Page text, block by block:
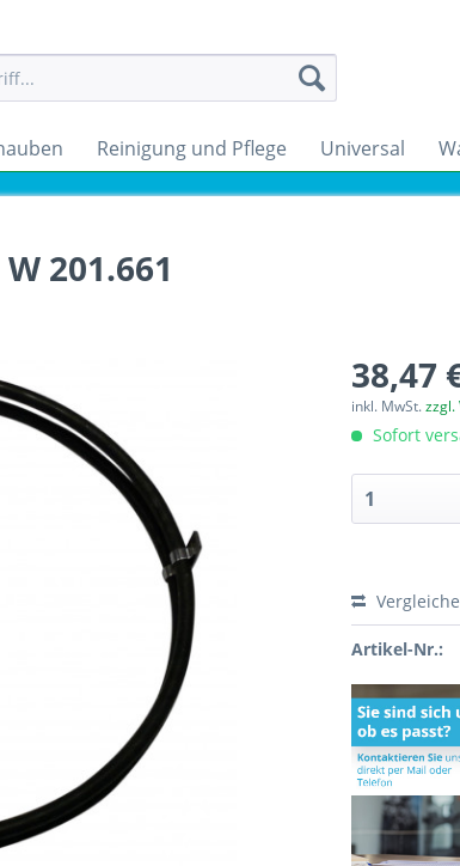
Reinigung und Pflege Universal
201.661
38,47
inkl. MwSt.zzgl.
Sofort
Artikel-Nr.: